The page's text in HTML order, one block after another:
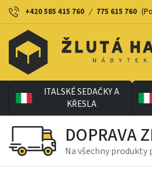
+420 585 415 760 / 775 615 760
ITALSKÉ SEDAČKY A
KŘESLA
DOPRAVA
Na všechny produkty